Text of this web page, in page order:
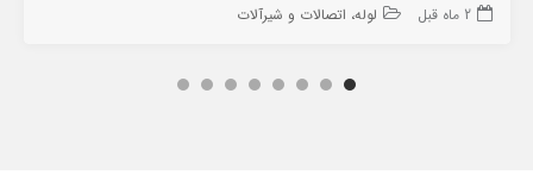
2 ماه قبل لوله، اتصالات و شیرآلات